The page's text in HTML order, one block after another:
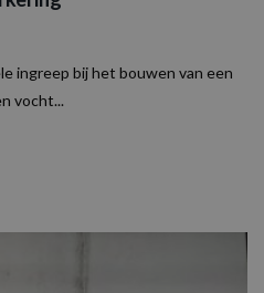
ingreep bij het bouwen van een
vocht...